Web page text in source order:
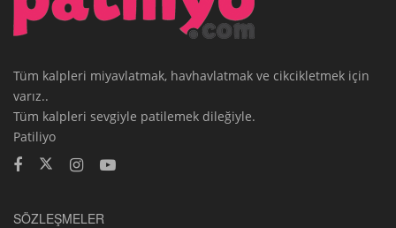
Tüm kalpleri miyavlatmak, havhavlatmak ve cikcikletmek için
varız..
Tüm kalpleri sevgiyle patilemek dileğiyle.
Patiliyo
SÖZLEŞMELER